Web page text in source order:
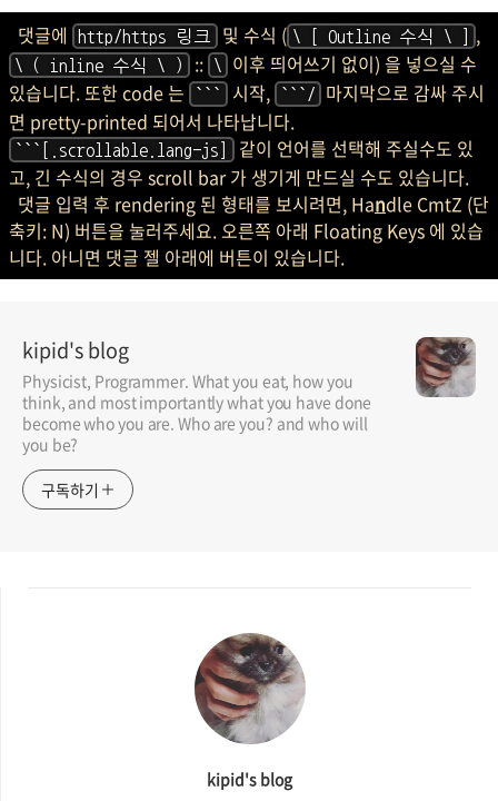
댓글에 http/https 링크 및 수식 ( \ [ Outline 수식 \ ] ,
\ ( inline 수식 \ ) :: \
이후 띄어쓰기 없이) 을 넣으실 수
있습니다. 또한 code 는
``` 시작, ```/
마지막으로 감싸 주시
면 pretty-printed 되어서 나타납니다.
```[.scrollable.lang-js]
같이 언어를 선택해 주실수도 있
고, 긴 수식의 경우 scroll bar 가 생기게 만드실 수도 있습니다.
댓글 입력 후 rendering 된 형태를 보시려면, Handle CmtZ (단
축키: N) 버튼을 눌러주세요. 오른쪽 아래 Floating Keys 에 있습
니다. 아니면 댓글 젤 아래에 버튼이 있습니다.
kipid's blog
Physicist, Programmer. What you eat, how you
think, and most importantly what you have done
become who you are. Who are you? and who will
you be?
구독하기
kipid's blog